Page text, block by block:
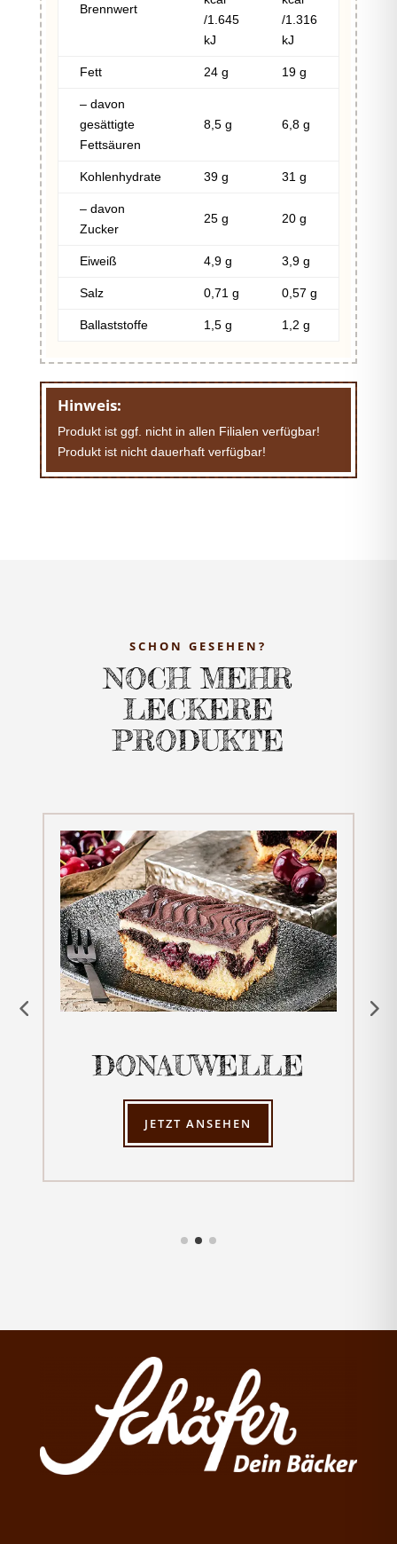
Brennwert
/1.645
kJ
/1.316
kJ
Fett 24 g 19 g
– davon
gesättigte
Fettsäuren
8,5 g 6,8 g
Kohlenhydrate 39 g 31 g
– davon
Zucker
25 g 20 g
Eiweiß 4,9 g 3,9 g
Salz 0,71 g 0,57 g
Ballaststoffe 1,5 g 1,2 g
Hinweis:
Produkt ist ggf. nicht in allen Filialen verfügbar!
Produkt ist nicht dauerhaft verfügbar!
SCHON GESEHEN?
NOCH MEHR
LECKERE
PRODUKTE
DONAUWELLE
JETZT ANSEHEN